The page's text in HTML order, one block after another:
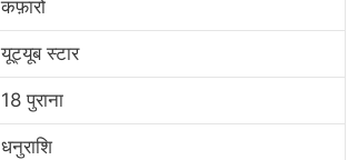
कफ़ारो
यूट्यूब स्टार
18 पुराना
धनुराशि